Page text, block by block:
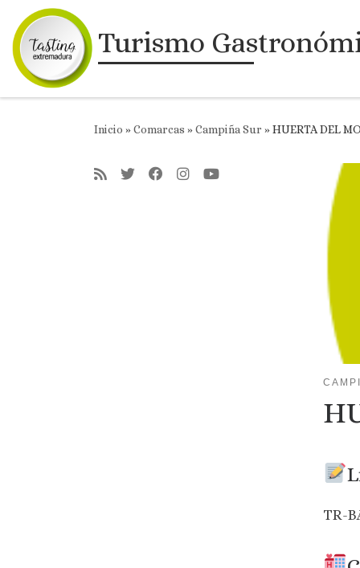
Saltar al contenido
Turismo
Inicio »Comarcas »Campiña Sur »HUERTA DEL
TR-